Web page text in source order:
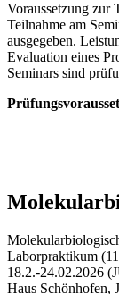
Voraussetzung zur
Teilnahme am
ausgegeben.
Evaluation eines
Seminars sind
Laborpraktikum
18.2.-24.02.2026
Haus Schönhofen,